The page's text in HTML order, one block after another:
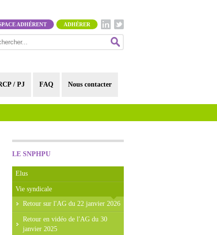
ADHÉRER
ADHÉRENT
/ PJ FAQ Nous contacter
LE SNPHPU
Elus
Vie syndicale
Retour sur l'AG du 22 janvier 2026
Retour en vidéo de l'AG du 30
janvier 2025